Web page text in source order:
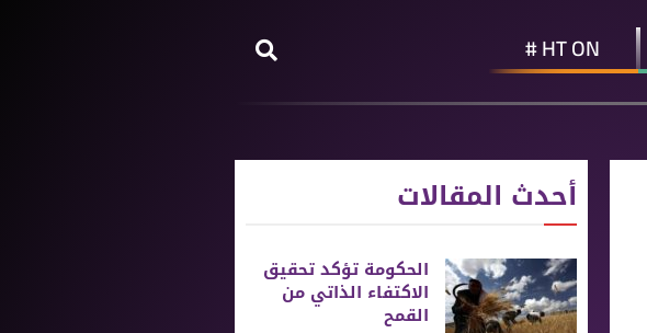
HT ON #
أحدث المقالات
الحكومة تؤكد تحقيق
الاكتفاء الذاتي من
القمح